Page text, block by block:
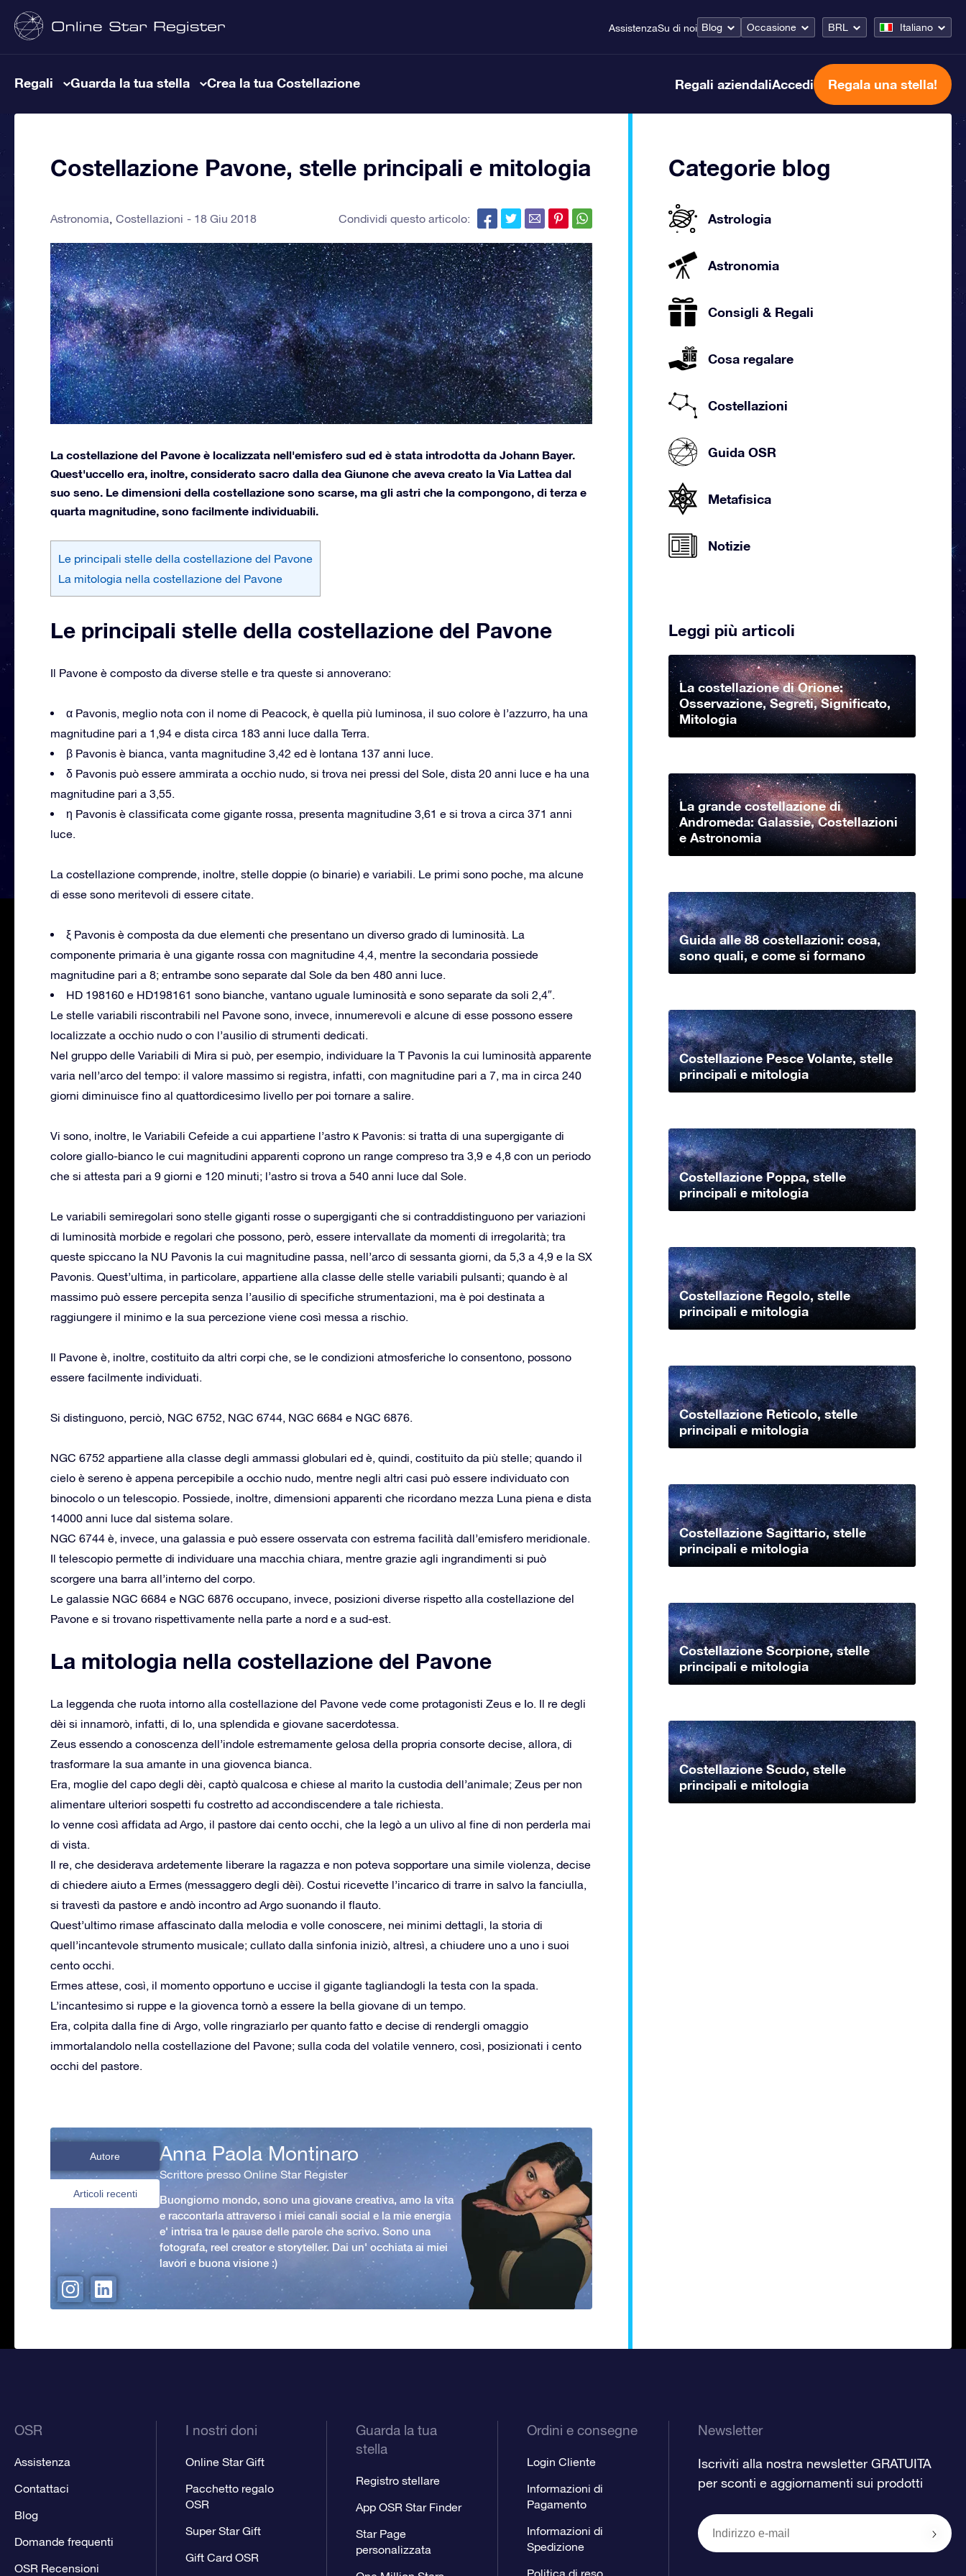
AssistenzaSu di noi Blog Occasione BRL Italiano
Regali Guarda la tua stella Crea la tua Costellazione Regali aziendaliAccedi Regala una stella!
Costellazione Pavone, stelle principali e mitologia
Astronomia Costellazioni 18 Giu 2018 Condividi questo articolo:
La costellazione del Pavone è localizzata nell'emisfero sud ed è stata introdotta da Johann Bayer.
Quest'uccello era, inoltre, considerato sacro dalla dea Giunone che aveva creato la Via Lattea dal
suo seno. Le dimensioni della costellazione sono scarse, ma gli astri che la compongono, di terza e
quarta magnitudine, sono facilmente individuabili.
Le principali stelle della costellazione del Pavone
La mitologia nella costellazione del Pavone
Le principali stelle della costellazione del Pavone
Il Pavone è composto da diverse stelle e tra queste si annoverano:
α Pavonis, meglio nota con il nome di Peacock, è quella più luminosa, il suo colore è l’azzurro, ha una
magnitudine pari a 1,94 e dista circa 183 anni luce dalla Terra.
β Pavonis è bianca, vanta magnitudine 3,42 ed è lontana 137 anni luce.
δ Pavonis può essere ammirata a occhio nudo, si trova nei pressi del Sole, dista 20 anni luce e ha una
magnitudine pari a 3,55.
η Pavonis è classificata come gigante rossa, presenta magnitudine 3,61 e si trova a circa 371 anni
luce.
La costellazione comprende, inoltre, stelle doppie (o binarie) e variabili. Le primi sono poche, ma alcune
di esse sono meritevoli di essere citate.
ξ Pavonis è composta da due elementi che presentano un diverso grado di luminosità. La
componente primaria è una gigante rossa con magnitudine 4,4, mentre la secondaria possiede
magnitudine pari a 8; entrambe sono separate dal Sole da ben 480 anni luce.
HD 198160 e HD198161 sono bianche, vantano uguale luminosità e sono separate da soli 2,4″.
Le stelle variabili riscontrabili nel Pavone sono, invece, innumerevoli e alcune di esse possono essere
localizzate a occhio nudo o con l’ausilio di strumenti dedicati.
Nel gruppo delle Variabili di Mira si può, per esempio, individuare la T Pavonis la cui luminosità apparente
varia nell’arco del tempo: il valore massimo si registra, infatti, con magnitudine pari a 7, ma in circa 240
giorni diminuisce fino al quattordicesimo livello per poi tornare a salire.
Vi sono, inoltre, le Variabili Cefeide a cui appartiene l’astro κ Pavonis: si tratta di una supergigante di
colore giallo-bianco le cui magnitudini apparenti coprono un range compreso tra 3,9 e 4,8 con un periodo
che si attesta pari a 9 giorni e 120 minuti; l’astro si trova a 540 anni luce dal Sole.
Le variabili semiregolari sono stelle giganti rosse o supergiganti che si contraddistinguono per variazioni
di luminosità morbide e regolari che possono, però, essere intervallate da momenti di irregolarità; tra
queste spiccano la NU Pavonis la cui magnitudine passa, nell’arco di sessanta giorni, da 5,3 a 4,9 e la SX
Pavonis. Quest’ultima, in particolare, appartiene alla classe delle stelle variabili pulsanti; quando è al
massimo può essere percepita senza l’ausilio di specifiche strumentazioni, ma è poi destinata a
raggiungere il minimo e la sua percezione viene così messa a rischio.
Il Pavone è, inoltre, costituito da altri corpi che, se le condizioni atmosferiche lo consentono, possono
essere facilmente individuati.
Si distinguono, perciò, NGC 6752, NGC 6744, NGC 6684 e NGC 6876.
NGC 6752 appartiene alla classe degli ammassi globulari ed è, quindi, costituito da più stelle; quando il
cielo è sereno è appena percepibile a occhio nudo, mentre negli altri casi può essere individuato con
binocolo o un telescopio. Possiede, inoltre, dimensioni apparenti che ricordano mezza Luna piena e dista
14000 anni luce dal sistema solare.
NGC 6744 è, invece, una galassia e può essere osservata con estrema facilità dall’emisfero meridionale.
Il telescopio permette di individuare una macchia chiara, mentre grazie agli ingrandimenti si può
scorgere una barra all’interno del corpo.
Le galassie NGC 6684 e NGC 6876 occupano, invece, posizioni diverse rispetto alla costellazione del
Pavone e si trovano rispettivamente nella parte a nord e a sud-est.
La mitologia nella costellazione del Pavone
La leggenda che ruota intorno alla costellazione del Pavone vede come protagonisti Zeus e Io. Il re degli
dèi si innamorò, infatti, di Io, una splendida e giovane sacerdotessa.
Zeus essendo a conoscenza dell’indole estremamente gelosa della propria consorte decise, allora, di
trasformare la sua amante in una giovenca bianca.
Era, moglie del capo degli dèi, captò qualcosa e chiese al marito la custodia dell’animale; Zeus per non
alimentare ulteriori sospetti fu costretto ad accondiscendere a tale richiesta.
Io venne così affidata ad Argo, il pastore dai cento occhi, che la legò a un ulivo al fine di non perderla mai
di vista.
Il re, che desiderava ardetemente liberare la ragazza e non poteva sopportare una simile violenza, decise
di chiedere aiuto a Ermes (messaggero degli dèi). Costui ricevette l’incarico di trarre in salvo la fanciulla,
si travestì da pastore e andò incontro ad Argo suonando il flauto.
Quest’ultimo rimase affascinato dalla melodia e volle conoscere, nei minimi dettagli, la storia di
quell’incantevole strumento musicale; cullato dalla sinfonia iniziò, altresì, a chiudere uno a uno i suoi
cento occhi.
Ermes attese, così, il momento opportuno e uccise il gigante tagliandogli la testa con la spada.
L’incantesimo si ruppe e la giovenca tornò a essere la bella giovane di un tempo.
Era, colpita dalla fine di Argo, volle ringraziarlo per quanto fatto e decise di rendergli omaggio
immortalandolo nella costellazione del Pavone; sulla coda del volatile vennero, così, posizionati i cento
occhi del pastore.
Autore
Articoli recenti
Anna Paola Montinaro
Scrittore presso Online Star Register
Buongiorno mondo, sono una giovane creativa, amo la vita
e raccontarla attraverso i miei canali social e la mie energia
e' intrisa tra le pause delle parole che scrivo. Sono una
fotografa, reel creator e storyteller. Dai un' occhiata ai miei
lavori e buona visione :)
Categorie blog
Astrologia
Astronomia
Consigli & Regali
Cosa regalare
Costellazioni
Guida OSR
Metafisica
Notizie
Leggi più articoli
La costellazione di Orione:
Osservazione, Segreti, Significato,
Mitologia
La grande costellazione di
Andromeda: Galassie, Costellazioni
e Astronomia
Guida alle 88 costellazioni: cosa,
sono quali, e come si formano
Costellazione Pesce Volante, stelle
principali e mitologia
Costellazione Poppa, stelle
principali e mitologia
Costellazione Regolo, stelle
principali e mitologia
Costellazione Reticolo, stelle
principali e mitologia
Costellazione Sagittario, stelle
principali e mitologia
Costellazione Scorpione, stelle
principali e mitologia
Costellazione Scudo, stelle
principali e mitologia
OSR
Assistenza
Contattaci
Blog
Domande frequenti
OSR Recensioni
I nostri doni
Online Star Gift
Pacchetto regalo
OSR
Super Star Gift
Gift Card OSR
Guarda la tua
stella
Registro stellare
App OSR Star Finder
Star Page
personalizzata
Ordini e consegne
Login Cliente
Informazioni di
Pagamento
Informazioni di
Spedizione
Politica di reso
Newsletter
Iscriviti alla nostra newsletter GRATUITA
per sconti e aggiornamenti sui prodotti